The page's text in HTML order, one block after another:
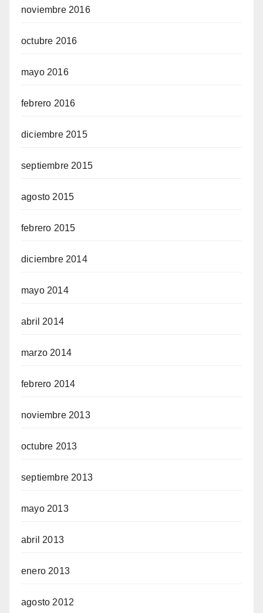
noviembre 2016
octubre 2016
mayo 2016
febrero 2016
diciembre 2015
septiembre 2015
agosto 2015
febrero 2015
diciembre 2014
mayo 2014
abril 2014
marzo 2014
febrero 2014
noviembre 2013
octubre 2013
septiembre 2013
mayo 2013
abril 2013
enero 2013
agosto 2012